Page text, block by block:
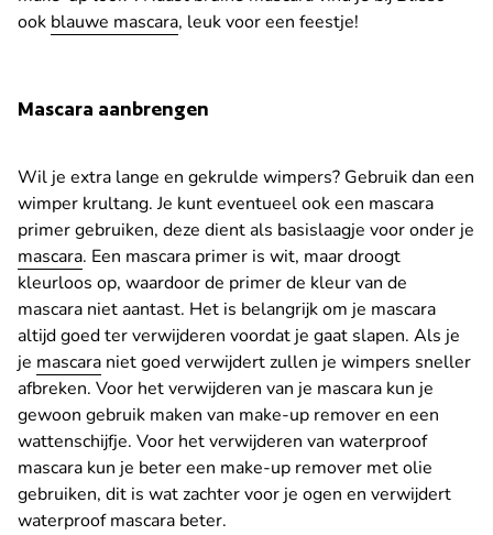
ook blauwe mascara, leuk voor een feestje!
Mascara aanbrengen
Wil je extra lange en gekrulde wimpers? Gebruik dan een
wimper krultang. Je kunt eventueel ook een mascara
primer gebruiken, deze dient als basislaagje voor onder je
mascara. Een mascara primer is wit, maar droogt
kleurloos op, waardoor de primer de kleur van de
mascara niet aantast. Het is belangrijk om je mascara
altijd goed ter verwijderen voordat je gaat slapen. Als je
je mascara niet goed verwijdert zullen je wimpers sneller
afbreken. Voor het verwijderen van je mascara kun je
gewoon gebruik maken van make-up remover en een
wattenschijfje. Voor het verwijderen van waterproof
mascara kun je beter een make-up remover met olie
gebruiken, dit is wat zachter voor je ogen en verwijdert
waterproof mascara beter.